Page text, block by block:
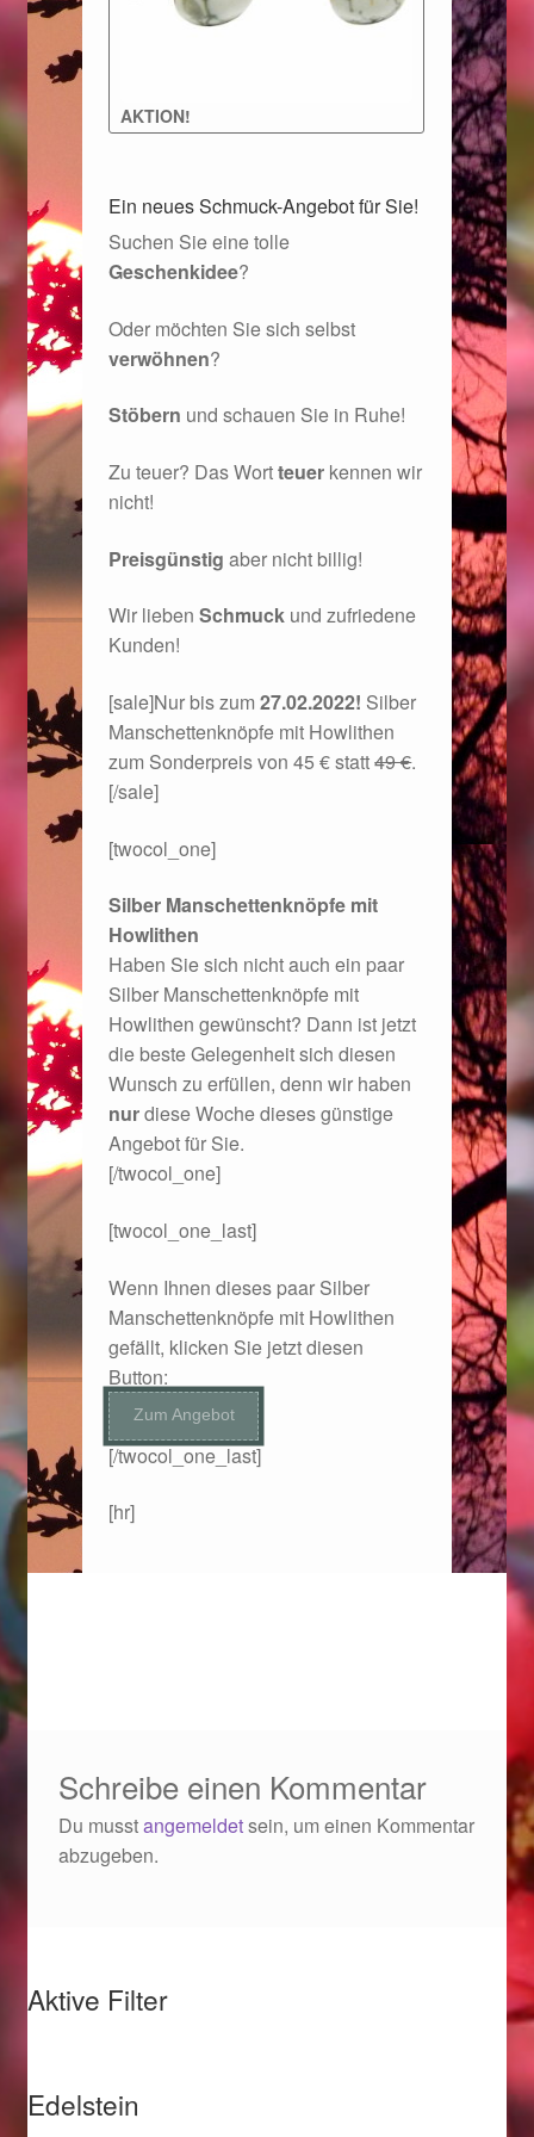
Geschenkideen für Weihnachten 2022
Geschenkideen für Weihnachten 2023
Geschenkideen für Weihnachten 2025
Halloween Schmuck online kaufen 2015
Halloween Schmuck online kaufen 2016
Halloween Schmuck online kaufen 2017
Halloween Schmuck online kaufen 2018
Im Gedenken an
Impressum
Karneval 2015 – Schmuck zu Fasching & Co.
Karneval 2019 – Schmuck zu Fasching & Co.
Karneval 2020 – Schmuck zu Fasching & Co.
Liefer- und Versandkosten
Magisches und Festliches zu Halloween
Magisches und Festliches zu Halloween
Magisches und Festliches zu Halloween 2021
Magisches und Festliches zu Halloween 2022
Mein Konto
Logout
Ostergeschenke finden für Ostern 2015
Ostergeschenke finden für Ostern 2016
Ostergeschenke finden für Ostern 2017
Ostergeschenke finden für Ostern 2018
Ostergeschenke finden für Ostern 2020
Ostergeschenke finden für Ostern 2022
Startseite
AKTION!
Ein neues Schmuck-Angebot für Sie!
Suchen Sie eine tolle
Geschenkidee?
Oder möchten Sie sich selbst
verwöhnen?
Stöbern und schauen Sie in Ruhe!
Zu teuer? Das Wortteuer kennen wir
nicht!
Preisgünstig aber nicht billig!
Wir liebenSchmuck und zufriedene
Kunden!
[sale]Nur bis zum27.02.2022! Silber
Manschettenknöpfe mit Howlithen
zum Sonderpreis von 45 € statt49 €.
[/sale]
[twocol_one]
Silber Manschettenknöpfe mit
Howlithen
Haben Sie sich nicht auch ein paar
Silber Manschettenknöpfe mit
Howlithen gewünscht? Dann ist jetzt
die beste Gelegenheit sich diesen
Wunsch zu erfüllen, denn wir haben
nurdiese Woche dieses günstige
Angebot für Sie.
[/twocol_one]
[twocol_one_last]
Wenn Ihnen dieses paar Silber
Manschettenknöpfe mit Howlithen
gefällt, klicken Sie jetzt diesen
Button:
Zum Angebot
[/twocol_one_last]
[hr]
Schreibe einen Kommentar
Du musstangemeldetsein, um einen Kommentar
abzugeben.
Aktive Filter
Edelstein